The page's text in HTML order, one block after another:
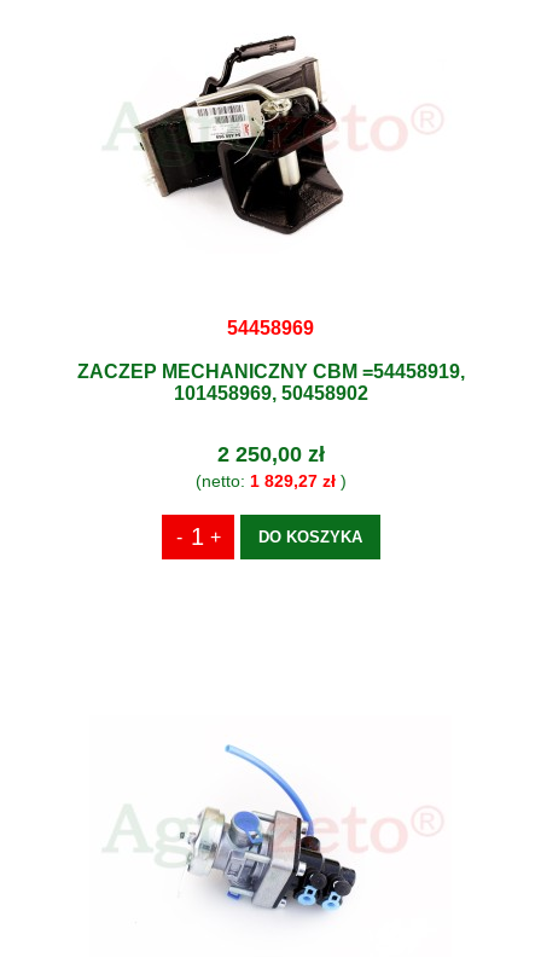
54458969
ZACZEP MECHANICZNY CBM =54458919,
101458969, 50458902
2 250,00 zł
(netto: 1 829,27 zł)
DO KOSZYKA